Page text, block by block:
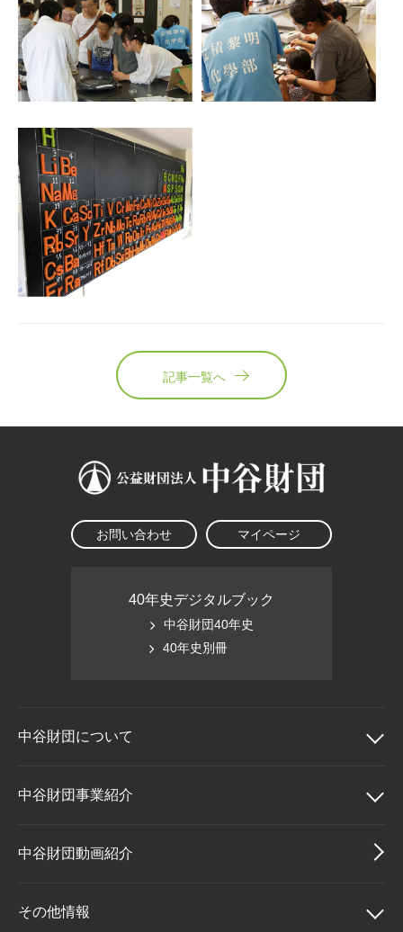
記事一覧へ
お問い合わせ マイページ
40年史デジタルブック
中谷財団40年史
40年史別冊
中谷財団について
中谷財団について
理事長挨拶
設立趣意書
中谷財団事業紹介
中谷財団事業紹介
中谷賞
中谷財団動画紹介
その他情報